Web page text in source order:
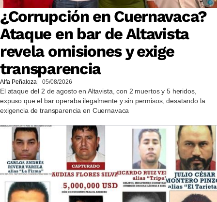
¿Corrupción en Cuernavaca?
Ataque en bar de Altavista
revela omisiones y exige
transparencia
Alfa Peñaloza 05/08/2026
El ataque del 2 de agosto en Altavista, con 2 muertos y 5 heridos,
expuso que el bar operaba ilegalmente y sin permisos, desatando la
exigencia de transparencia en Cuernavaca